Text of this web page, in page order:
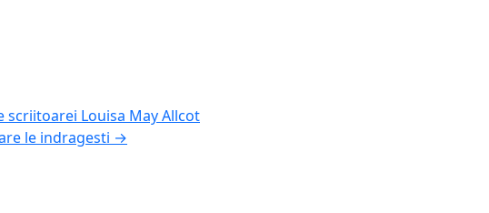
Louisa May Allcot
le indragesti →